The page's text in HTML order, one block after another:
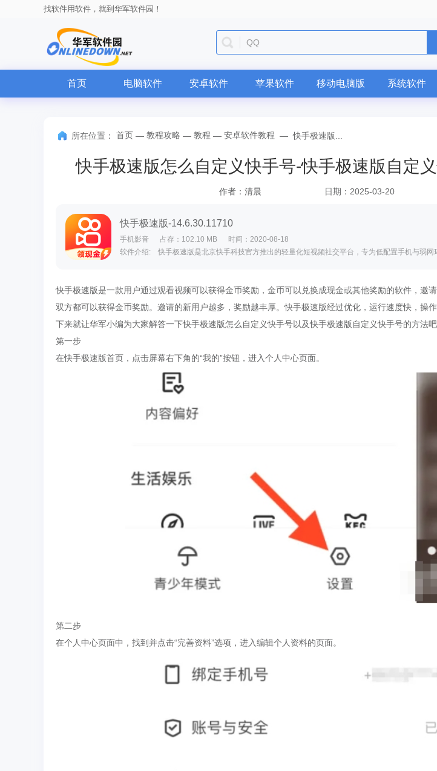
找软件用软件，就到华军软件园！
QQ
首页 电脑软件 安卓软件 苹果软件 移动电脑版 系统软件
所在位置： 首页 — 教程攻略 — 教程 — 安卓软件教程 — 快手极速版...
快手极速版怎么自定义快手号-快手极速版自定
作者：清晨 日期：2025-03-20
快手极速版-14.6.30.11710
手机影音 占存：102.10 MB
时间：2020-08-18
快手极速版是一款用户通过观看视频可以获得金币奖励，金币可以兑换成现金或其他奖励的软件，邀
双方都可以获得金币奖励。邀请的新用户越多，奖励越丰厚。快手极速版经过优化，运行速度快，操
下来就让华军小编为大家解答一下快手极速版怎么自定义快手号以及快手极速版自定义快手号的方法吧
第一步
在快手极速版首页，点击屏幕右下角的“我的”按钮，进入个人中心页面。
第二步
在个人中心页面中，找到并点击“完善资料”选项，进入编辑个人资料的页面。